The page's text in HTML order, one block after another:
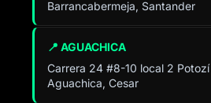
Barrancabermeja, Santander
📍 AGUACHICA
Carrera 24 #8-10 local 2 Potozí
Aguachica, Cesar